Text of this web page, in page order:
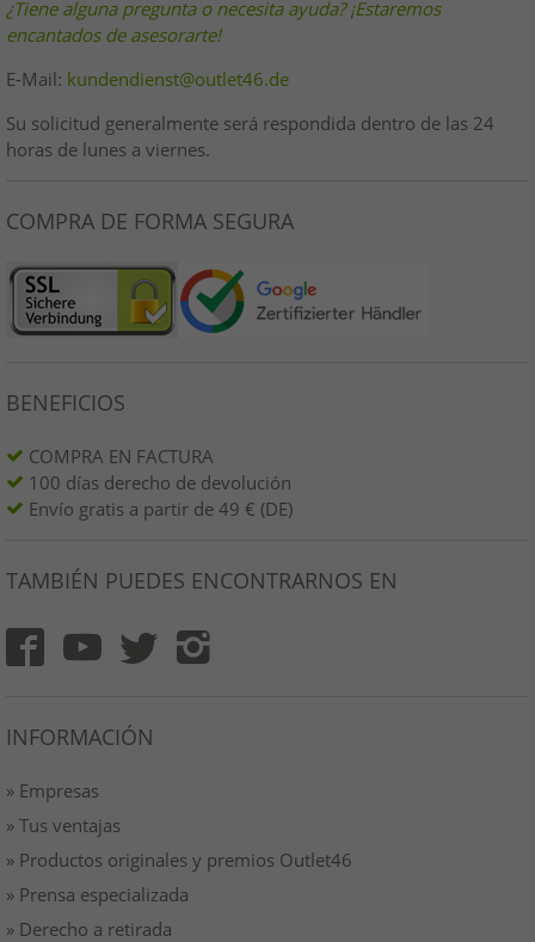
¿Tiene alguna pregunta o necesita ayuda? ¡Estaremos
encantados de asesorarte!
E-Mail: kundendienst@outlet46.de
Su solicitud generalmente será respondida dentro de las 24
horas de lunes a viernes.
COMPRA DE FORMA SEGURA
BENEFICIOS
COMPRA EN FACTURA
100 días derecho de devolución
Envío gratis a partir de 49 € (DE)
TAMBIÉN PUEDES ENCONTRARNOS EN
INFORMACIÓN
» Empresas
» Tus ventajas
» Productos originales y premios Outlet46
» Prensa especializada
» Derecho a retirada